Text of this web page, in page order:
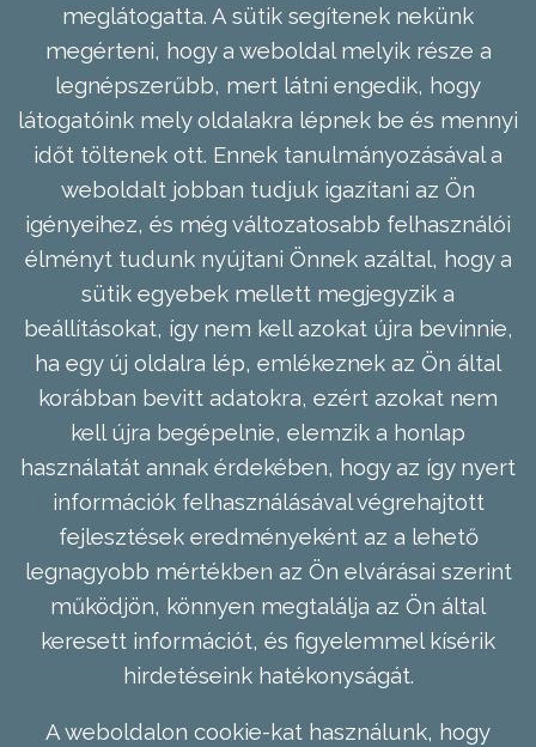
meglátogatta. A sütik segítenek nekünk
megérteni, hogy a weboldal melyik része a
legnépszerűbb, mert látni engedik, hogy
látogatóink mely oldalakra lépnek be és mennyi
időt töltenek ott. Ennek tanulmányozásával a
weboldalt jobban tudjuk igazítani az Ön
igényeihez, és még változatosabb felhasználói
élményt tudunk nyújtani Önnek azáltal, hogy a
sütik egyebek mellett megjegyzik a
beállításokat, így nem kell azokat újra bevinnie,
ha egy új oldalra lép, emlékeznek az Ön által
korábban bevitt adatokra, ezért azokat nem
kell újra begépelnie, elemzik a honlap
használatát annak érdekében, hogy az így nyert
információk felhasználásával végrehajtott
fejlesztések eredményeként az a lehető
legnagyobb mértékben az Ön elvárásai szerint
működjön, könnyen megtalálja az Ön által
keresett információt, és figyelemmel kísérik
hirdetéseink hatékonyságát.
A weboldalon cookie-kat használunk, hogy